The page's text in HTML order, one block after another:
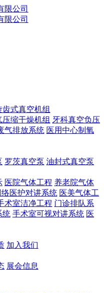
齿式真空机组
压缩干燥机组 牙科真空负压
气排放系统 医用中心制氧
罗茨真空泵 油封式真空泵
医院气体工程 养老院气体
络医护对讲系统 医美气体工
术室洁净工程 门诊排队系
统 手术室可视对讲系统 医
加入我们
展会信息